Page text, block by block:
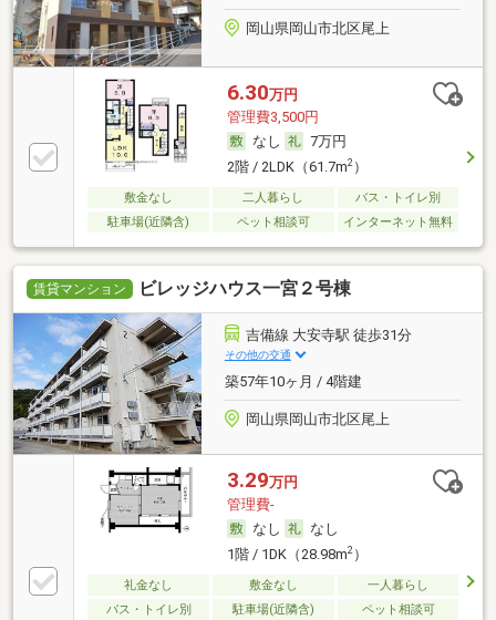
岡山県岡山市北区尾上
6.30万円
管理費3,500円
なし
7万円
2階 / 2LDK（61.7m2）
敷金なし 二人暮らし
バス・トイレ別
駐車場(近隣含)
ペット相談可 インターネット無料
賃貸マンション ビレッジハウス一宮２号棟
吉備線 大安寺駅 徒歩31分
その他の交通
築57年10ヶ月 / 4階建
岡山県岡山市北区尾上
3.29万円
管理費-
なし
なし
1階 / 1DK（28.98m2）
礼金なし 敷金なし
一人暮らし
バス・トイレ別
駐車場(近隣含) ペット相談可